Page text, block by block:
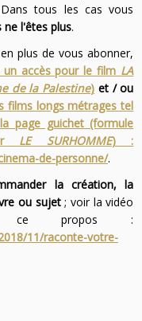
tous les cas vous
l'êtes plus.
plus de vous abonner,
un accès pour le film LA
de la Palestine) et / ou
films longs métrages tel
page guichet (formule
LE SURHOMME) :
de-personne/.
la création, la
ou sujet; voir la vidéo
à ce propos :
11/raconte-votre-